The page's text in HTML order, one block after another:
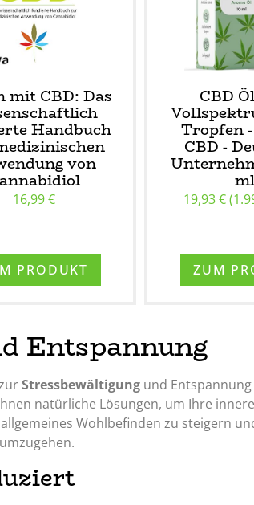
mit CBD: Das
Handbuch
von
16,99 €
PRODUKT
CBD
Tropfen
CBD -
19,93 €
ZUM
Entspannung
Stressbewältigung und
natürliche Lösungen, um Ihre
Wohlbefinden zu steigern